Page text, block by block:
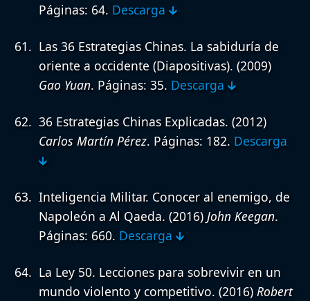
Páginas: 64. Descarga 🡳
Las 36 Estrategias Chinas. La sabiduría de
oriente a occidente (Diapositivas). (2009)
Gao Yuan. Páginas: 35. Descarga 🡳
36 Estrategias Chinas Explicadas. (2012)
Carlos Martín Pérez. Páginas: 182. Descarga
🡳
Inteligencia Militar. Conocer al enemigo, de
Napoleón a Al Qaeda. (2016) John Keegan.
Páginas: 660. Descarga 🡳
La Ley 50. Lecciones para sobrevivir en un
mundo violento y competitivo. (2016) Robert